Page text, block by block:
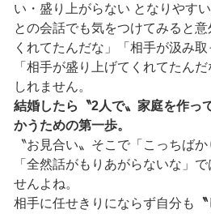
い・盛り上がらない となりやす
との会話でも気をつけてみると
くれてたんだな」「相手が汲み取
「相手が盛り上げてくれてたん
しれません。
結婚したら〝2人で〟家庭を作っ
かうための第一歩。
〝お見合い〟そこで「こっちばか
「全然話がもりあがらないな」
せんよね。
相手に任せきりにならず自分も